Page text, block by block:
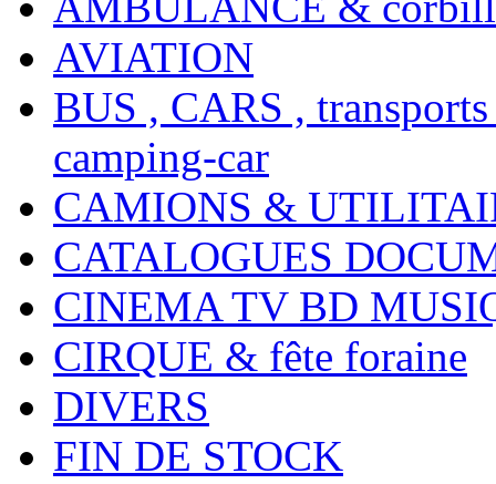
AVIATION
BUS , CARS ,
camping-car
CAMIONS &
CATALOGUES
CINEMA TV BD
CIRQUE & fête foraine
DIVERS
FIN DE STOCK